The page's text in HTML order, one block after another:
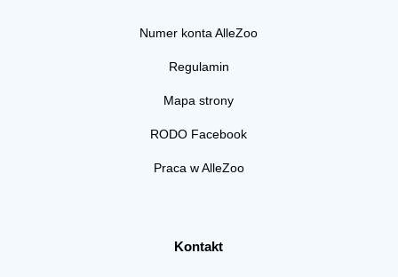
Numer konta AlleZoo
Regulamin
Mapa strony
RODO Facebook
Praca w AlleZoo
Kontakt